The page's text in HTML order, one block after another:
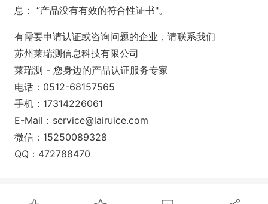
息： “产品没有有效的符合性证书"。
有需要申请认证或咨询问题的企业，请联系我们
苏州莱瑞测信息科技有限公司
莱瑞测 - 您身边的产品认证服务专家
电话：0512-68157565
手机：17314226061
E-Mail：service@lairuice.com
微信：15250089328
QQ：472788470